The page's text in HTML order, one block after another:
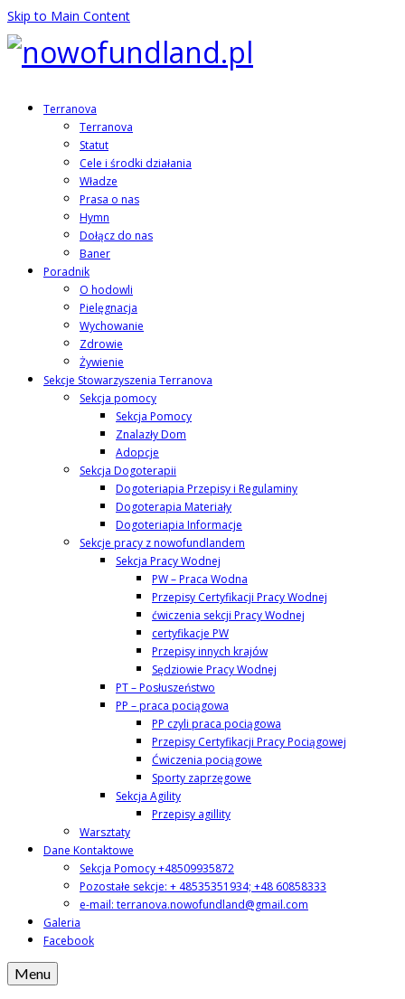
Skip to Main Content
Terranova
Terranova
Statut
Cele i środki działania
Władze
Prasa o nas
Hymn
Dołącz do nas
Baner
Poradnik
O hodowli
Pielęgnacja
Wychowanie
Zdrowie
Żywienie
Sekcje Stowarzyszenia Terranova
Sekcja pomocy
Sekcja Pomocy
Znalazły Dom
Adopcje
Sekcja Dogoterapii
Dogoteriapia Przepisy i Regulaminy
Dogoterapia Materiały
Dogoteriapia Informacje
Sekcje pracy z nowofundlandem
Sekcja Pracy Wodnej
PW – Praca Wodna
Przepisy Certyfikacji Pracy Wodnej
ćwiczenia sekcji Pracy Wodnej
certyfikacje PW
Przepisy innych krajów
Sędziowie Pracy Wodnej
PT – Posłuszeństwo
PP – praca pociągowa
PP czyli praca pociągowa
Przepisy Certyfikacji Pracy Pociągowej
Ćwiczenia pociągowe
Sporty zaprzęgowe
Sekcja Agility
Przepisy agillity
Warsztaty
Dane Kontaktowe
Sekcja Pomocy +48509935872
Pozostałe sekcje: + 48535351934; +48 60858333
e-mail: terranova.nowofundland@gmail.com
Galeria
Facebook
Menu